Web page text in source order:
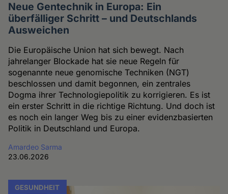
Neue Gentechnik in Europa: Ein
überfälliger Schritt – und Deutschlands
Ausweichen
Die Europäische Union hat sich bewegt. Nach
jahrelanger Blockade hat sie neue Regeln für
sogenannte neue genomische Techniken (NGT)
beschlossen und damit begonnen, ein zentrales
Dogma ihrer Technologiepolitik zu korrigieren. Es ist
ein erster Schritt in die richtige Richtung. Und doch ist
es noch ein langer Weg bis zu einer evidenzbasierten
Politik in Deutschland und Europa.
Amardeo Sarma
23.06.2026
GESUNDHEIT